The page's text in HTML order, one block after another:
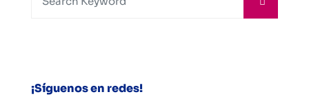
¡Síguenos en redes!